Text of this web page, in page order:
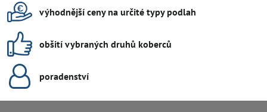
výhodnější ceny na určité typy podlah
obšití vybraných druhů koberců
poradenství